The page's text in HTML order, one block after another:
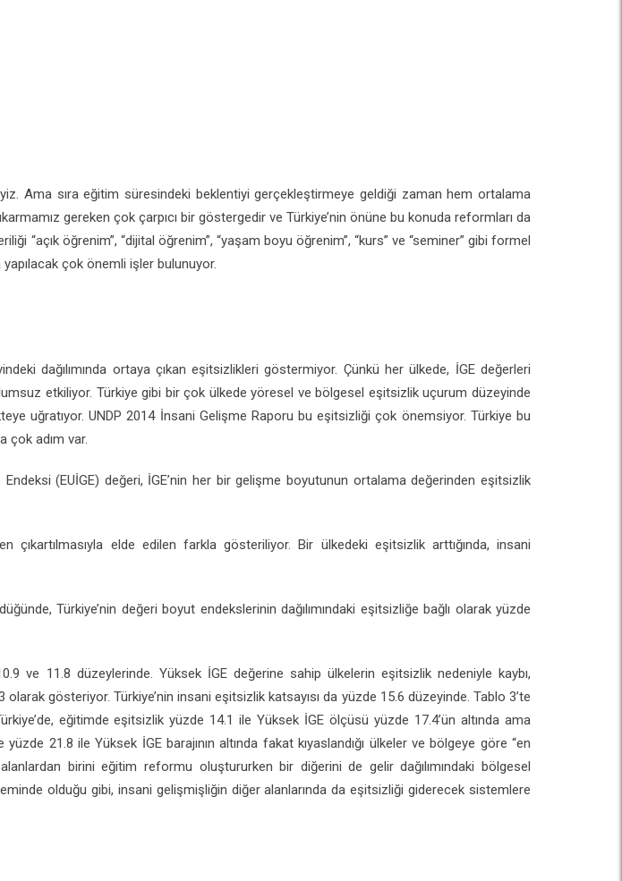
Ama sıra eğitim süresindeki beklentiyi gerçekleştirmeye geldiği zaman hem ortalama
gereken çok çarpıcı bir göstergedir ve Türkiye’nin önüne bu konuda reformları da
“açık öğrenim”, “dijital öğrenim”, “yaşam boyu öğrenim”, “kurs” ve “seminer” gibi formel
çok önemli işler bulunuyor.
dağılımında ortaya çıkan eşitsizlikleri göstermiyor. Çünkü her ülkede, İGE değerleri
etkiliyor. Türkiye gibi bir çok ülkede yöresel ve bölgesel eşitsizlik uçurum düzeyinde
uğratıyor. UNDP 2014 İnsani Gelişme Raporu bu eşitsizliği çok önemsiyor. Türkiye bu
çok adım var.
(EUİGE) değeri, İGE’nin her bir gelişme boyutunun ortalama değerinden eşitsizlik
çıkartılmasıyla elde edilen farkla gösteriliyor. Bir ülkedeki eşitsizlik arttığında, insani
Türkiye’nin değeri boyut endekslerinin dağılımındaki eşitsizliğe bağlı olarak yüzde
ve 11.8 düzeylerinde. Yüksek İGE değerine sahip ülkelerin eşitsizlik nedeniyle kaybı,
gösteriyor. Türkiye’nin insani eşitsizlik katsayısı da yüzde 15.6 düzeyinde. Tablo 3’te
eğitimde eşitsizlik yüzde 14.1 ile Yüksek İGE ölçüsü yüzde 17.4’ün altında ama
21.8 ile Yüksek İGE barajının altında fakat kıyaslandığı ülkeler ve bölgeye göre “en
birini eğitim reformu oluştururken bir diğerini de gelir dağılımındaki bölgesel
olduğu gibi, insani gelişmişliğin diğer alanlarında da eşitsizliği giderecek sistemlere